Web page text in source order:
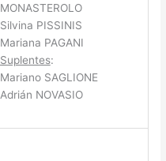
MONASTEROLO
Silvina PISSINIS
Mariana PAGANI
Suplentes:
Mariano SAGLIONE
Adrián NOVASIO